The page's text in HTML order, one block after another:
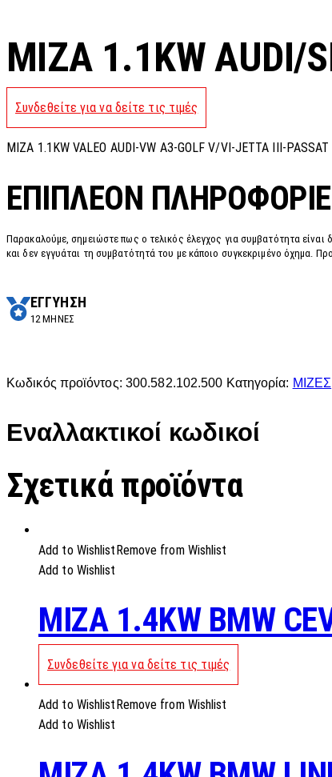
MIZA 1.1KW AUDI/
Συνδεθείτε για να δείτε τις τιμές
MIZA 1.1KW VALEO AUDI-VW A3-GOLF V/VI-JETTA III-
ΕΠΙΠΛΈΟΝ
Παρακαλούμε, σημειώστε πως ο τελικός έλεγχος για συμβατότητα
και δεν εγγυάται τη συμβατότητά του με κάποιο συγκεκριμένο όχημα.
ΕΓΓΥΗΣΗ
12 ΜΗΝΕΣ
Κωδικός προϊόντος: 300.582.102.500 Κατηγορία: ΜΙΖΕΣ
Εναλλακτικοί κωδικοί
Σχετικά προϊόντα
Add to Wishlist Remove from Wishlist
Add to Wishlist
MIZA 1.4KW BMW
Συνδεθείτε για να δείτε τις τιμές
Add to WishlistRemove from Wishlist
Add to Wishlist